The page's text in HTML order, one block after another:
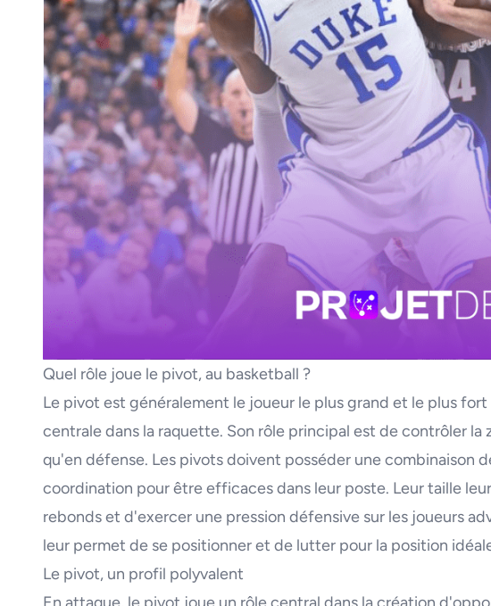
Quel rôle joue le pivot, au basketball ?
Le pivot est généralement le joueur le plus grand et le plus
centrale dans la raquette. Son rôle principal est de contrôler la
qu'en défense. Les pivots doivent posséder une combinaison
coordination pour être efficaces dans leur poste. Leur taille
rebonds et d'exercer une pression défensive sur les joueurs
leur permet de se positionner et de lutter pour la position
Le pivot, un profil polyvalent